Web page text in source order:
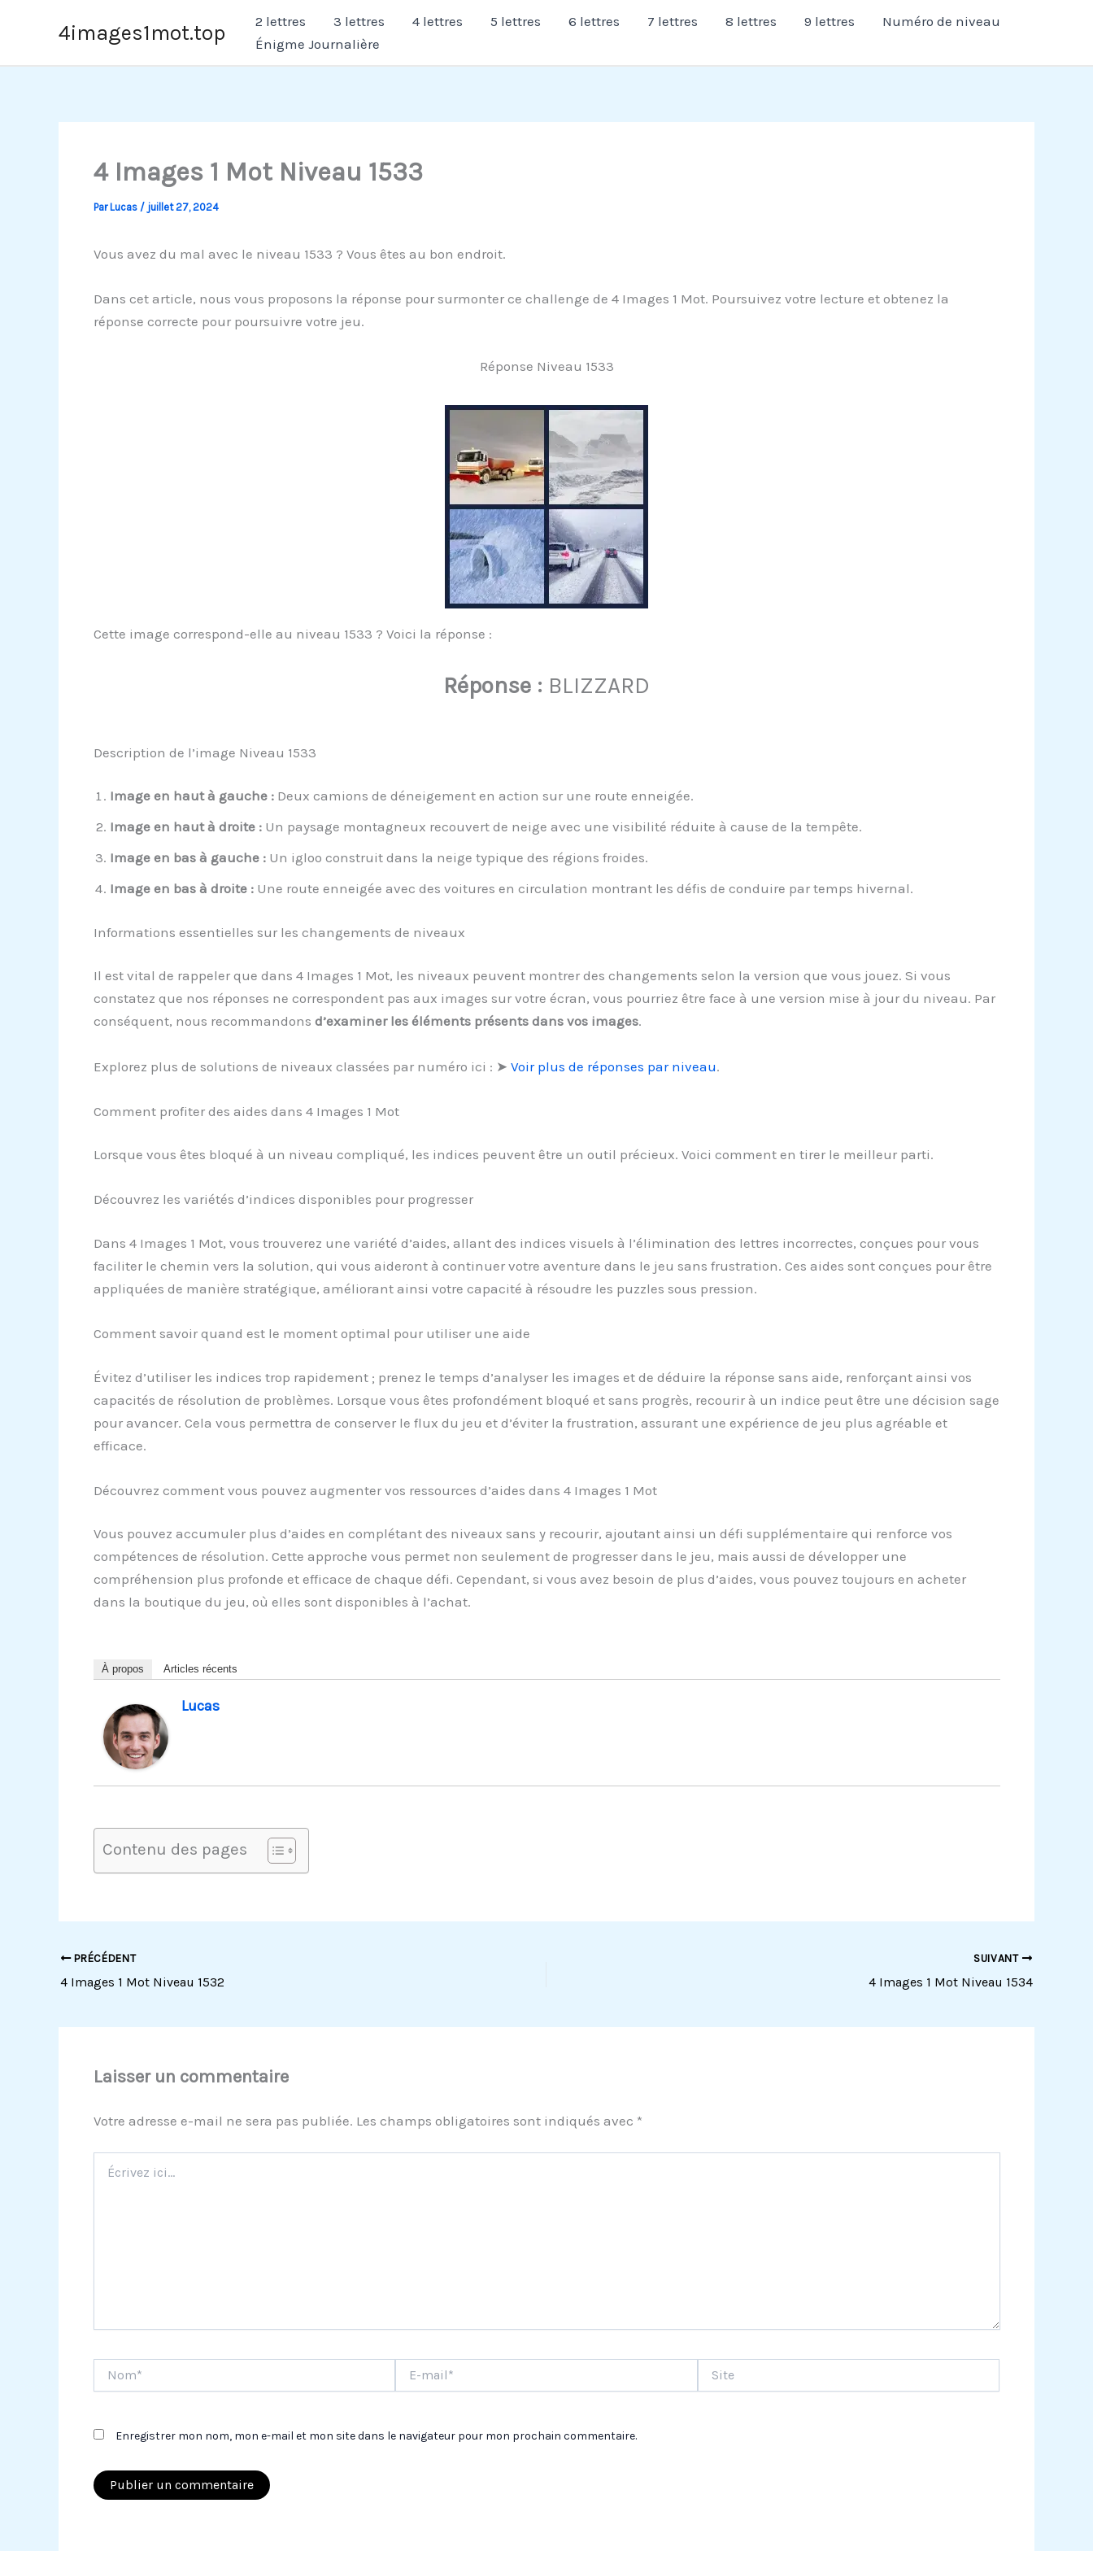
4images1mot.top 2 lettres 3 lettres 4 lettres 5 lettres 6 lettres 7 lettres 8 lettres 9 lettres
Numéro de niveau
Énigme Journalière
4 Images 1 Mot Niveau 1533
ParLucas / juillet 27, 2024
Vous avez du mal avec le niveau 1533 ? Vous êtes au bon endroit.
Dans cet article, nous vous proposons la réponse pour surmonter ce challenge de 4 Images 1 Mot. Poursuivez votre lecture et obtenez la
réponse correcte pour poursuivre votre jeu.
Réponse Niveau 1533
Cette image correspond-elle au niveau 1533 ? Voici la réponse :
Réponse : BLIZZARD
Description de l’image Niveau 1533
Image en haut à gauche :Deux camions de déneigement en action sur une route enneigée.
Image en haut à droite :Un paysage montagneux recouvert de neige avec une visibilité réduite à cause de la tempête.
Image en bas à gauche :Un igloo construit dans la neige typique des régions froides.
Image en bas à droite :Une route enneigée avec des voitures en circulation montrant les défis de conduire par temps hivernal.
Informations essentielles sur les changements de niveaux
Il est vital de rappeler que dans 4 Images 1 Mot, les niveaux peuvent montrer des changements selon la version que vous jouez. Si vous
constatez que nos réponses ne correspondent pas aux images sur votre écran, vous pourriez être face à une version mise à jour du niveau. Par
conséquent, nous recommandons d’examiner les éléments présents dans vos images.
Explorez plus de solutions de niveaux classées par numéro ici : ➤ Voir plus de réponses par niveau.
Comment profiter des aides dans 4 Images 1 Mot
Lorsque vous êtes bloqué à un niveau compliqué, les indices peuvent être un outil précieux. Voici comment en tirer le meilleur parti.
Découvrez les variétés d’indices disponibles pour progresser
Dans 4 Images 1 Mot, vous trouverez une variété d’aides, allant des indices visuels à l’élimination des lettres incorrectes, conçues pour vous
faciliter le chemin vers la solution, qui vous aideront à continuer votre aventure dans le jeu sans frustration. Ces aides sont conçues pour être
appliquées de manière stratégique, améliorant ainsi votre capacité à résoudre les puzzles sous pression.
Comment savoir quand est le moment optimal pour utiliser une aide
Évitez d’utiliser les indices trop rapidement ; prenez le temps d’analyser les images et de déduire la réponse sans aide, renforçant ainsi vos
capacités de résolution de problèmes. Lorsque vous êtes profondément bloqué et sans progrès, recourir à un indice peut être une décision sage
pour avancer. Cela vous permettra de conserver le flux du jeu et d’éviter la frustration, assurant une expérience de jeu plus agréable et
efficace.
Découvrez comment vous pouvez augmenter vos ressources d’aides dans 4 Images 1 Mot
Vous pouvez accumuler plus d’aides en complétant des niveaux sans y recourir, ajoutant ainsi un défi supplémentaire qui renforce vos
compétences de résolution. Cette approche vous permet non seulement de progresser dans le jeu, mais aussi de développer une
compréhension plus profonde et efficace de chaque défi. Cependant, si vous avez besoin de plus d’aides, vous pouvez toujours en acheter
dans la boutique du jeu, où elles sont disponibles à l’achat.
À propos Articles récents
Lucas
Contenu des pages
PRÉCÉDENT
4 Images 1 Mot Niveau 1532
SUIVANT
4 Images 1 Mot Niveau 1534
Laisser un commentaire
Votre adresse e-mail ne sera pas publiée. Les champs obligatoires sont indiqués avec *
ici…
mail*
Enregistrer mon nom, mon e-mail et mon site dans le navigateur pour mon prochain commentaire.